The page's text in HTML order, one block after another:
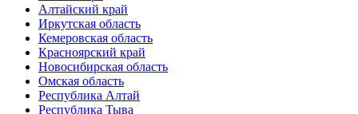
Алтайский край
Иркутская область
Кемеровская область
Красноярский край
Новосибирская область
Омская область
Республика Алтай
Республика Тыва